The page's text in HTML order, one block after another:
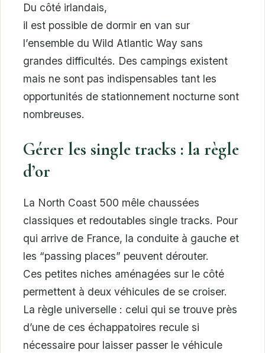
Du côté irlandais,
il est possible de dormir en van sur
l’ensemble du Wild Atlantic Way sans
grandes difficultés. Des campings existent
mais ne sont pas indispensables tant les
opportunités de stationnement nocturne sont
nombreuses.
Gérer les single tracks : la règle
d’or
La North Coast 500 mêle chaussées
classiques et redoutables single tracks. Pour
qui arrive de France, la conduite à gauche et
les “passing places” peuvent dérouter.
Ces petites niches aménagées sur le côté
permettent à deux véhicules de se croiser.
La règle universelle : celui qui se trouve près
d’une de ces échappatoires recule si
nécessaire pour laisser passer le véhicule